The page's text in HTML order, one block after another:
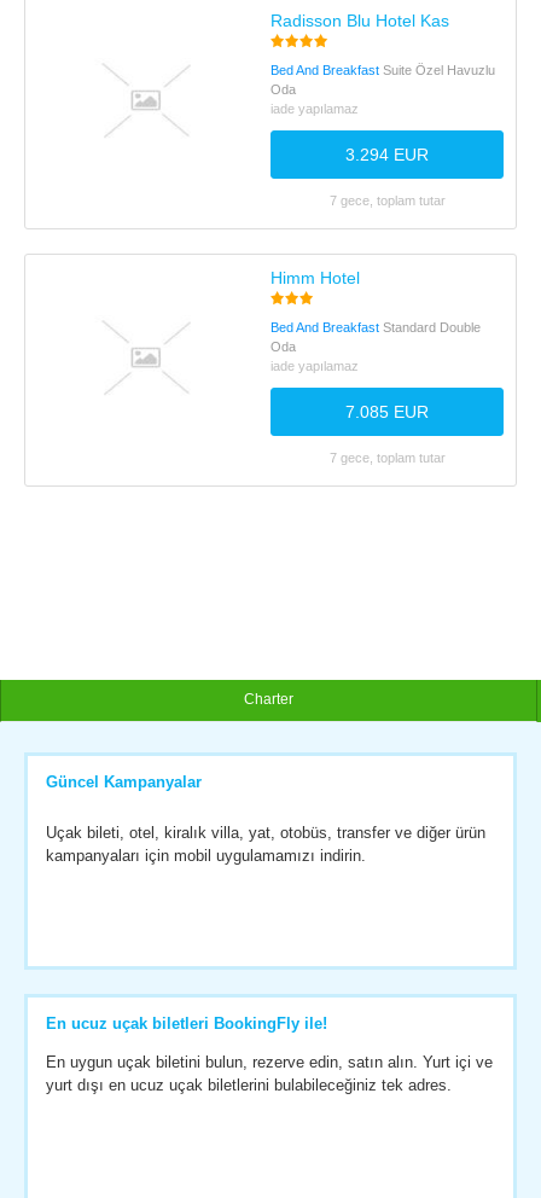
Radisson Blu Hotel Kas
Bed And Breakfast Suite Özel Havuzlu
Oda
iade yapılamaz
3.294 EUR
7 gece, toplam tutar
Himm Hotel
Bed And Breakfast Standard Double
Oda
iade yapılamaz
7.085 EUR
7 gece, toplam tutar
Charter
Güncel Kampanyalar
Uçak bileti, otel, kiralık villa, yat, otobüs, transfer ve diğer ürün
kampanyaları için mobil uygulamamızı indirin.
En ucuz uçak biletleri BookingFly ile!
En uygun uçak biletini bulun, rezerve edin, satın alın. Yurt içi ve
yurt dışı en ucuz uçak biletlerini bulabileceğiniz tek adres.